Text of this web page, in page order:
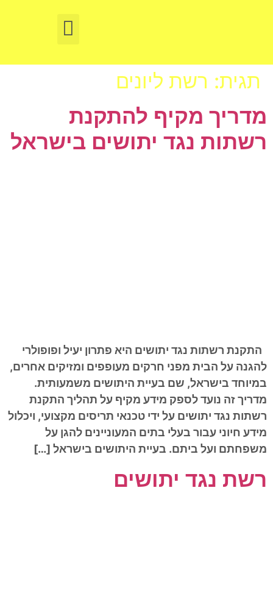
תגית: רשת ליונים
מדריך מקיף להתקנת
רשתות נגד יתושים בישראל
התקנת רשתות נגד יתושים היא פתרון יעיל ופופולרי
להגנה על הבית מפני חרקים מעופפים ומזיקים אחרים,
במיוחד בישראל, שם בעיית היתושים משמעותית.
מדריך זה נועד לספק מידע מקיף על תהליך התקנת
רשתות נגד יתושים על ידי טכנאי תריסים מקצועי, ויכלול
מידע חיוני עבור בעלי בתים המעוניינים להגן על
משפחתם ועל ביתם. בעיית היתושים בישראל […]
רשת נגד יתושים